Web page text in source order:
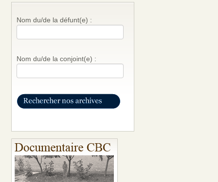
Nom du/de la défunt(e) :
Nom du/de la conjoint(e) :